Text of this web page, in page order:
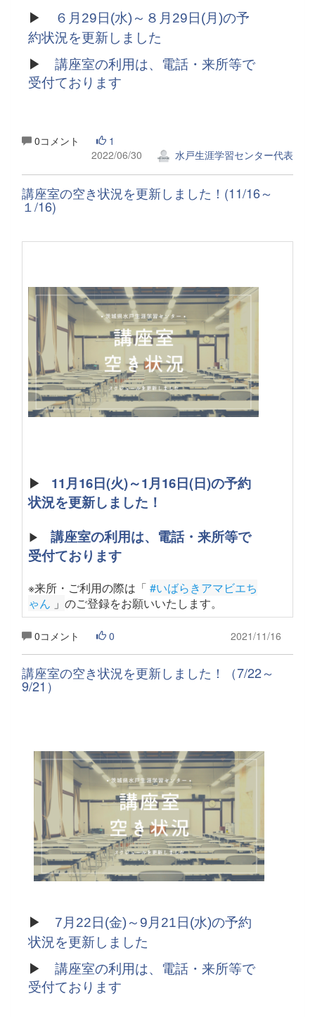
▶
６月29日(水)～８月29日(月)の予
約状況を更新しました
▶ 講座室の利用は、電話・来所等で
受付ております
0コメント
1
2022/06/30
水戸生涯学習センター代表
講座室の空き状況を更新しました！(11/16～
１/16)
▶
11月16日(火)～1月16日(日)の予約
状況を更新しました！
▶ 講座室の利用は、電話・来所等で
受付ております
※来所・ご利用の際は「 #いばらきアマビエち
ゃん 」 のご登録をお願いいたします。
0コメント 0 2021/11/16
講座室の空き状況を更新しました！（7/22～
9/21）
▶ 7月22日(金)～9月21日(水)の予約
状況を更新しました
▶ 講座室の利用は、電話・来所等で
受付ております